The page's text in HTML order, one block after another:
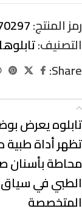
رمز المنتج:3-1-1-1-1
التصنيف:
Share:
تابلوه يعرض
تظهر أداة
محاطة بأسنان
الطبي في سياق
المتخصصة